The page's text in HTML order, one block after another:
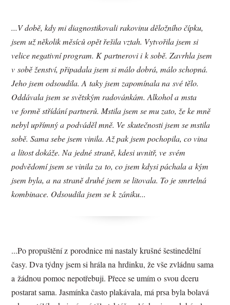
...V době, kdy mi diagnostikovali rakovinu děložního čípku,
jsem už několik měsíců opět řešila vztah. Vytvořila jsem si
velice negativní program. K partnerovi i k sobě. Zavrhla jsem
v sobě ženství, připadala jsem si málo dobrá, málo schopná.
Jeho jsem odsoudila. A taky jsem zapomínala na své tělo.
Oddávala jsem se světským radovánkám. Alkohol a msta
ve formě střídání partnerů. Mstila jsem se mu zato, že ke mně
nebyl upřímný a podváděl mně. Ve skutečnosti jsem se mstila
sobě. Sama sebe jsem vinila. Až pak jsem pochopila, co vina
a lítost dokáže. Na jedné straně, kdesi uvnitř, ve svém
podvědomí jsem se vinila za to, co jsem kdysi páchala a kým
jsem byla, a na straně druhé jsem se litovala. To je smrtelná
kombinace. Odsoudila jsem se k zániku...
...Po propuštění z porodnice mi nastaly krušné šestinedělní
časy. Dva týdny jsem si hrála na hrdinku, že vše zvládnu sama
a žádnou pomoc nepotřebuji. Přece se umím o svou dceru
postarat sama. Jasmínka často plakávala, má prsa byla bolavá